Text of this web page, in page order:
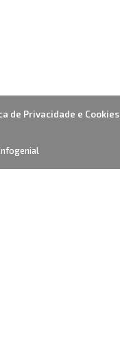
de Privacidade e Cookies